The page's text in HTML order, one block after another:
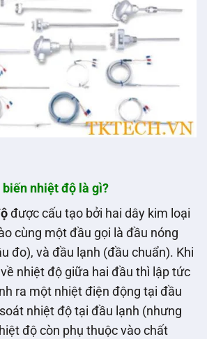
biến nhiệt độ là gì?
được cấu tạo bởi hai dây kim loại
cùng một đầu gọi là đầu nóng
đo), và đầu lạnh (đầu chuẩn). Khi
nhiệt độ giữa hai đầu thì lập tức
ra một nhiệt điện động tại đầu
nhiệt độ tại đầu lạnh (nhưng
độ còn phụ thuộc vào chất